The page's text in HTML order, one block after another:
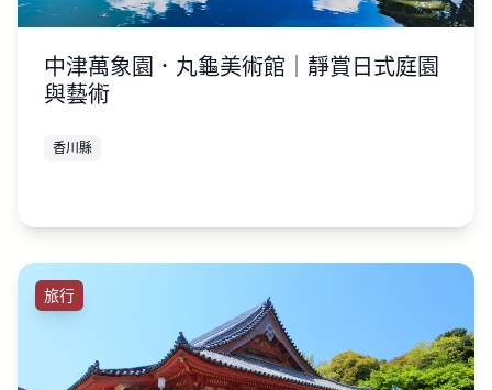
中津萬象園．丸龜美術館｜靜賞日式庭園
與藝術
香川縣
旅行